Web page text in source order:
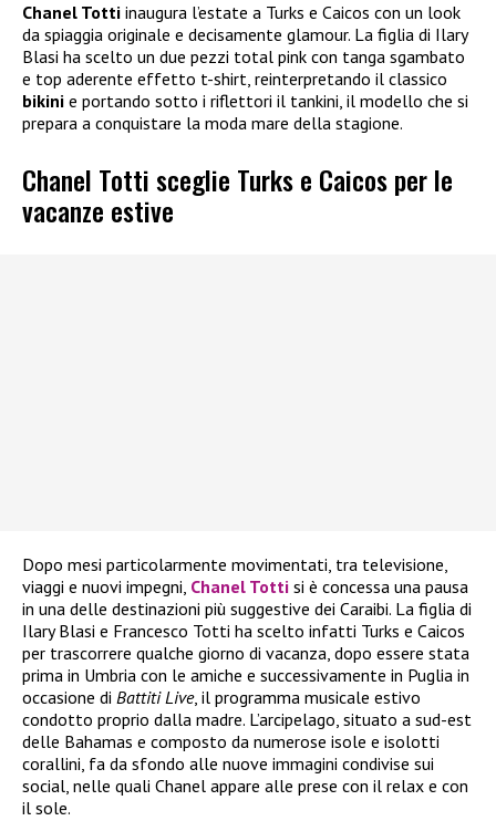
Chanel Totti inaugura l’estate a Turks e Caicos con un look
da spiaggia originale e decisamente glamour. La figlia di Ilary
Blasi ha scelto un due pezzi total pink con tanga sgambato
e top aderente effetto t-shirt, reinterpretando il classico
bikini e portando sotto i riflettori il tankini, il modello che si
prepara a conquistare la moda mare della stagione.
Chanel Totti sceglie Turks e Caicos per le
vacanze estive
Dopo mesi particolarmente movimentati, tra televisione,
viaggi e nuovi impegni, Chanel Totti si è concessa una pausa
in una delle destinazioni più suggestive dei Caraibi. La figlia di
Ilary Blasi e Francesco Totti ha scelto infatti Turks e Caicos
per trascorrere qualche giorno di vacanza, dopo essere stata
prima in Umbria con le amiche e successivamente in Puglia in
occasione di Battiti Live, il programma musicale estivo
condotto proprio dalla madre. L’arcipelago, situato a sud-est
delle Bahamas e composto da numerose isole e isolotti
corallini, fa da sfondo alle nuove immagini condivise sui
social, nelle quali Chanel appare alle prese con il relax e con
il sole.